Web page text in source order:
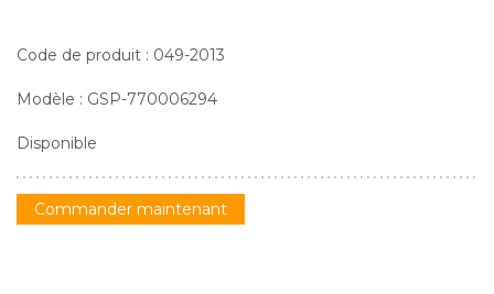
Code de produit : 049-2013
Modèle : GSP-770006294
Disponible
Commander maintenant